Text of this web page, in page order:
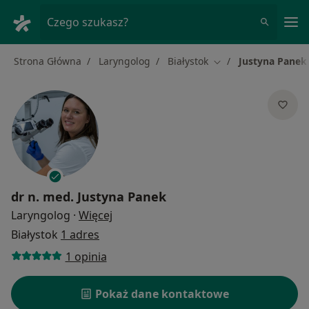
Czego szukasz?
Strona Główna Laryngolog Białystok Zmień miasto
Justyna Panek
dr n. med. Justyna Panek
Laryngolog · Więcej
Białystok 1 adres
1 opinia
Pokaż dane kontaktowe